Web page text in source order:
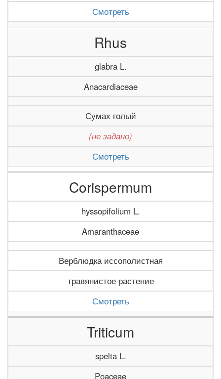
Смотреть
Rhus
glabra L.
Anacardiaceae
Сумах голый
(не задано)
Смотреть
Corispermum
hyssopifolium L.
Amaranthaceae
Верблюдка иссополистная
травянистое растение
Смотреть
Triticum
spelta L.
Poaceae